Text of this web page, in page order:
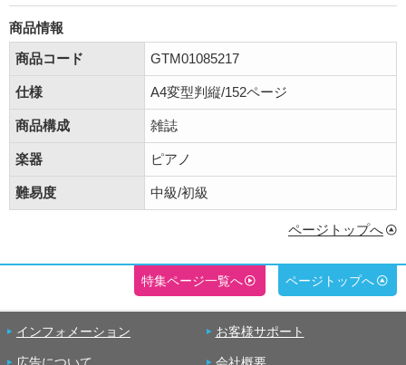
商品情報
商品コード
GTM01085217
仕様 A4変型判縦/152ページ
商品構成 雑誌
楽器 ピアノ
難易度 中級/初級
ページトップへ
特集ページ一覧へ ページトップへ
インフォメーション お客様サポート